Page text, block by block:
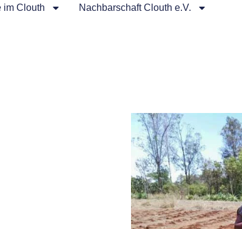
im Clouth Nachbarschaft Clouth e.V.